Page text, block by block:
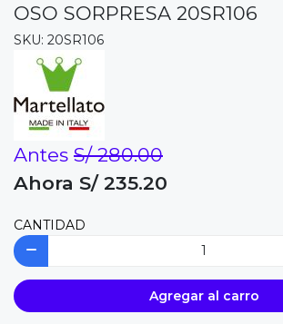
OSO SORPRESA 20SR106
SKU: 20SR106
Antes S/ 280.00
Ahora S/ 235.20
CANTIDAD
Agregar al carro